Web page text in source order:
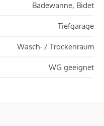
Badewanne, Bidet
Tiefgarage
Wasch- / Trockenraum
WG geeignet